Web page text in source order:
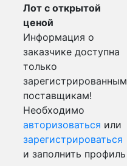
Лот с открытой
ценой
Информация о
заказчике доступна
только
зарегистрированным
поставщикам!
Необходимо
авторизоваться или
зарегистрироваться
и заполнить профиль